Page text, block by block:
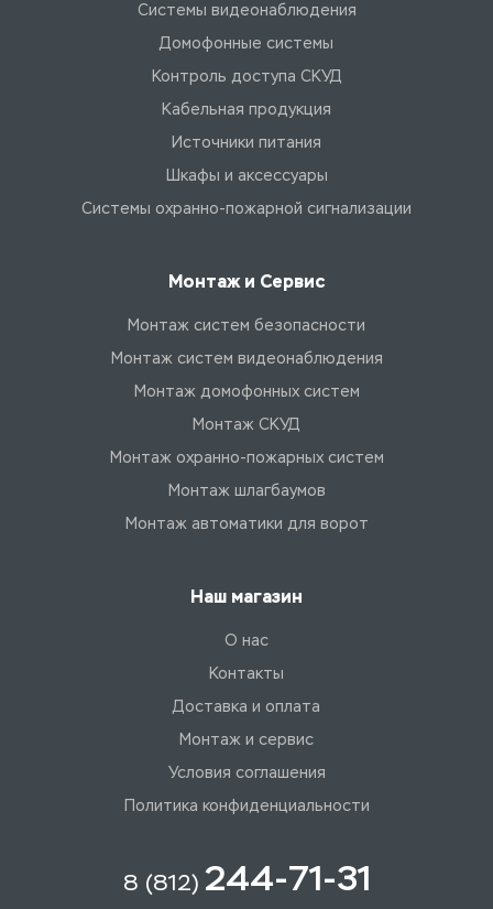
Системы видеонаблюдения
Домофонные системы
Контроль доступа СКУД
Кабельная продукция
Источники питания
Шкафы и аксессуары
Системы охранно-пожарной сигнализации
Монтаж и Сервис
Монтаж систем безопасности
Монтаж систем видеонаблюдения
Монтаж домофонных систем
Монтаж СКУД
Монтаж охранно-пожарных систем
Монтаж шлагбаумов
Монтаж автоматики для ворот
Наш магазин
О нас
Контакты
Доставка и оплата
Монтаж и сервис
Условия соглашения
Политика конфиденциальности
8 (812) 244-71-31